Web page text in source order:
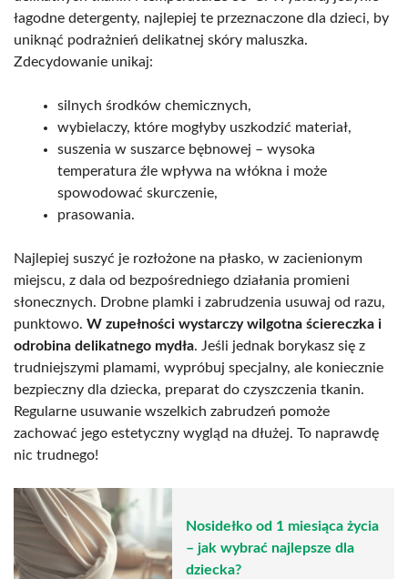
łagodne detergenty, najlepiej te przeznaczone dla dzieci, by
uniknąć podrażnień delikatnej skóry maluszka.
Zdecydowanie unikaj:
silnych środków chemicznych,
wybielaczy, które mogłyby uszkodzić materiał,
suszenia w suszarce bębnowej – wysoka
temperatura źle wpływa na włókna i może
spowodować skurczenie,
prasowania.
Najlepiej suszyć je rozłożone na płasko, w zacienionym
miejscu, z dala od bezpośredniego działania promieni
słonecznych. Drobne plamki i zabrudzenia usuwaj od razu,
punktowo. W zupełności wystarczy wilgotna ściereczka i
odrobina delikatnego mydła. Jeśli jednak borykasz się z
trudniejszymi plamami, wypróbuj specjalny, ale koniecznie
bezpieczny dla dziecka, preparat do czyszczenia tkanin.
Regularne usuwanie wszelkich zabrudzeń pomoże
zachować jego estetyczny wygląd na dłużej. To naprawdę
nic trudnego!
Nosidełko od 1 miesiąca życia
– jak wybrać najlepsze dla
dziecka?